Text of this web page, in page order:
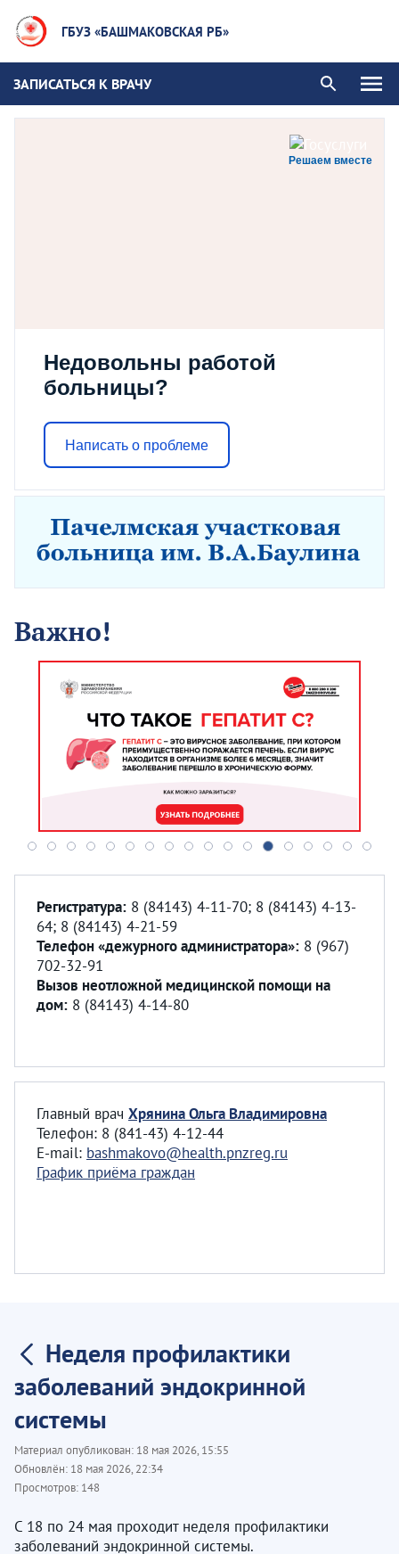
ГБУЗ «БАШМАКОВСКАЯ РБ»
ЗАПИСАТЬСЯ К ВРАЧУ
Решаем вместе
Недовольны работой
больницы?
Написать о проблеме
Важно!
Регистратура: 8 (84143) 4-11-70; 8 (84143) 4-13-
64; 8 (84143) 4-21-59
Телефон «дежурного администратора»: 8 (967)
702-32-91
Вызов неотложной медицинской помощи на
дом: 8 (84143) 4-14-80
Главный врач Хрянина Ольга Владимировна
Телефон: 8 (841-43) 4-12-44
E-mail: bashmakovo@health.pnzreg.ru
График приёма граждан
Неделя профилактики
заболеваний эндокринной
системы
Материал опубликован: 18 мая 2026, 15:55
Обновлён: 18 мая 2026, 22:34
Просмотров: 148
С 18 по 24 мая проходит неделя профилактики
заболеваний эндокринной системы.